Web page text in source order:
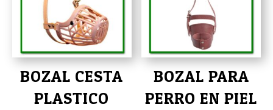
BOZAL CESTA
PLASTICO
BOZAL PARA
PERRO EN PIEL